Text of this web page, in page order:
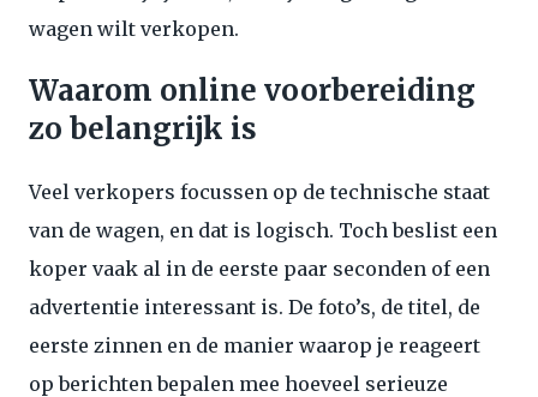
wagen wilt verkopen.
Waarom online voorbereiding
zo belangrijk is
Veel verkopers focussen op de technische staat
van de wagen, en dat is logisch. Toch beslist een
koper vaak al in de eerste paar seconden of een
advertentie interessant is. De foto’s, de titel, de
eerste zinnen en de manier waarop je reageert
op berichten bepalen mee hoeveel serieuze